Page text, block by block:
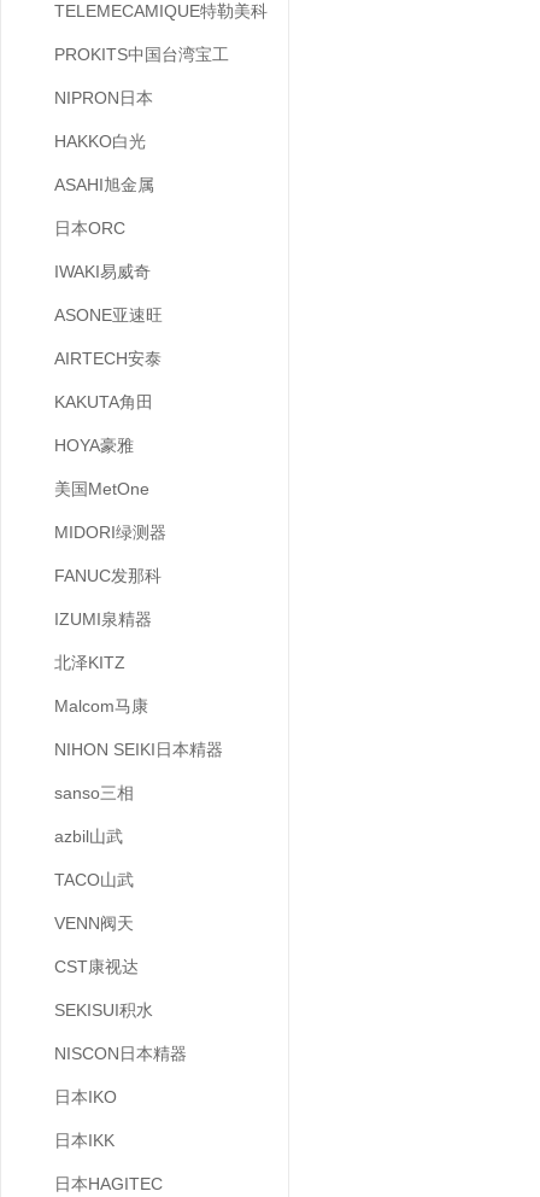
TELEMECAMIQUE特勒美科
PROKITS中国台湾宝工
NIPRON日本
HAKKO白光
ASAHI旭金属
日本ORC
IWAKI易威奇
ASONE亚速旺
AIRTECH安泰
KAKUTA角田
HOYA豪雅
美国MetOne
MIDORI绿测器
FANUC发那科
IZUMI泉精器
北泽KITZ
Malcom马康
NIHON SEIKI日本精器
sanso三相
azbil山武
TACO山武
VENN阀天
CST康视达
SEKISUI积水
NISCON日本精器
日本IKO
日本IKK
日本HAGITEC